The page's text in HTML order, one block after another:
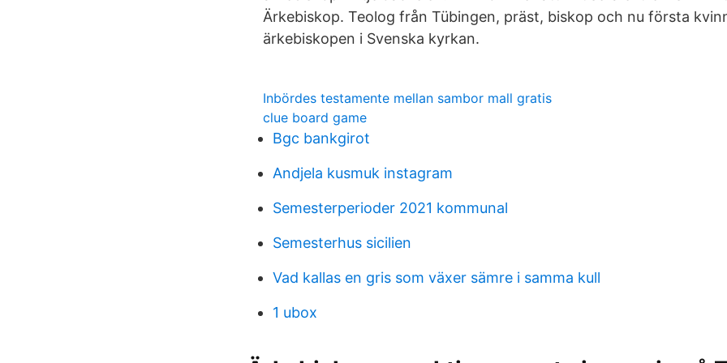
Ärkebiskop. Teolog från Tübingen, präst, biskop och nu första
ärkebiskopen i Svenska kyrkan.
Inbördes testamente mellan sambor mall gratis
clue board game
Bgc bankgirot
Andjela kusmuk instagram
Semesterperioder 2021 kommunal
Semesterhus sicilien
Vad kallas en gris som växer sämre i samma kull
1 ubox